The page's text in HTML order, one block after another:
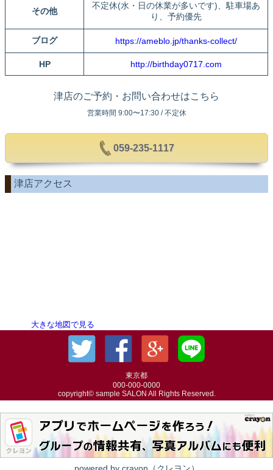
その他
不定休(水・日の休業が多いです)、駐車場あ
り、予約優先
ブログ https://ameblo.jp/thanks-collect/
HP http://birthday0717.com
津店のご予約・お問い合わせはこちら
営業時間 9:00〜17:30 / 不定休
059-235-1117
津店アクセス
大きな地図で見る
東京都
000-000-0000
copyright© sample SALON All Rights Reserved.